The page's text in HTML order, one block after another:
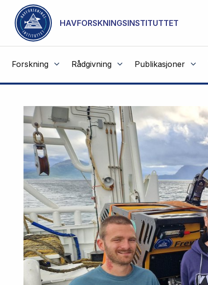
Gå til hovedinnhold
HAVFORSKNINGSINSTITUTTET
Forskning Rådgivning Publikasjoner
NOT CACHED
Havforskningsinstituttet
Fremhevede
artikler